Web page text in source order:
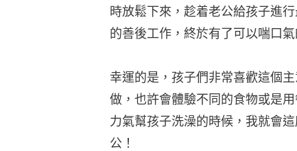
時放鬆下來，趁着老公給孩子進
的善後工作，終於有了可以喘口
幸運的是，孩子們非常喜歡這個
做，也許會體驗不同的食物或是
力氣幫孩子洗澡的時候，我就會
公！